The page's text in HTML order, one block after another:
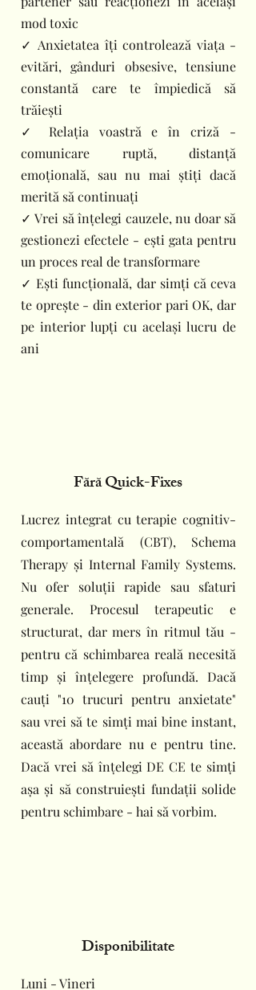
mod toxic
✓ Anxietatea îți controlează viața -
evitări, gânduri obsesive, tensiune
constantă care te împiedică să
trăiești
✓ Relația voastră e în criză -
comunicare ruptă, distanță
emoțională, sau nu mai știți dacă
merită să continuați
✓ Vrei să înțelegi cauzele, nu doar să
gestionezi efectele - ești gata pentru
un proces real de transformare
✓ Ești funcțională, dar simți că ceva
te oprește - din exterior pari OK, dar
pe interior lupți cu același lucru de
ani
Fără Quick-Fixes
Lucrez integrat cu terapie cognitiv-
comportamentală (CBT), Schema
Therapy și Internal Family Systems.
Nu ofer soluții rapide sau sfaturi
generale. Procesul terapeutic e
structurat, dar mers în ritmul tău -
pentru că schimbarea reală necesită
timp și înțelegere profundă. Dacă
cauți "10 trucuri pentru anxietate"
sau vrei să te simți mai bine instant,
această abordare nu e pentru tine.
Dacă vrei să înțelegi DE CE te simți
așa și să construiești fundații solide
pentru schimbare - hai să vorbim.
Disponibilitate
Luni - Vineri